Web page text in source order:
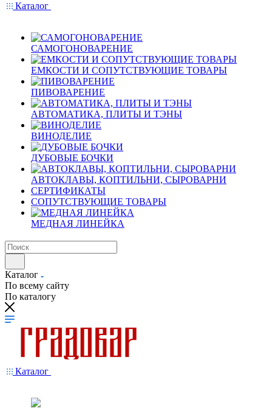
Каталог
САМОГОНОВАРЕНИЕ
ЕМКОСТИ И СОПУТСТВУЮЩИЕ ТОВАРЫ
ПИВОВАРЕНИЕ
АВТОМАТИКА, ПЛИТЫ И ТЭНЫ
ВИНОДЕЛИЕ
ДУБОВЫЕ БОЧКИ
АВТОКЛАВЫ, КОПТИЛЬНИ, СЫРОВАРНИ
СЕРТИФИКАТЫ
СОПУТСТВУЮЩИЕ ТОВАРЫ
МЕДНАЯ ЛИНЕЙКА
Каталог
По всему сайту
По каталогу
Каталог